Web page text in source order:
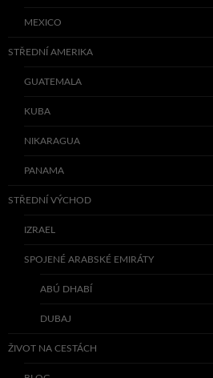
MEXICO
STŘEDNÍ AMERIKA
GUATEMALA
KUBA
NIKARAGUA
PANAMA
STŘEDNÍ VÝCHOD
IZRAEL
SPOJENÉ ARABSKÉ EMIRÁTY
ABÚ DHABÍ
DUBAJ
ŽIVOT NA CESTÁCH